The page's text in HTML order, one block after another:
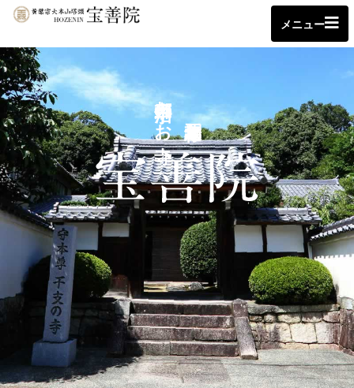
メニュー
京都 宇治のお寺